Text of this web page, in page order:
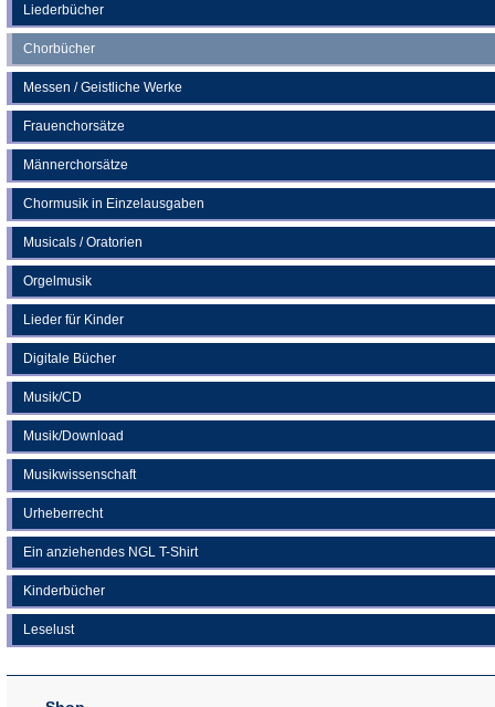
Liederbücher
Chorbücher
Messen / Geistliche Werke
Frauenchorsätze
Männerchorsätze
Chormusik in Einzelausgaben
Musicals / Oratorien
Orgelmusik
Lieder für Kinder
Digitale Bücher
Musik/CD
Musik/Download
Musikwissenschaft
Urheberrecht
Ein anziehendes NGL T-Shirt
Kinderbücher
Leselust